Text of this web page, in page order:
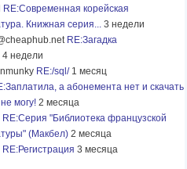
RE:Современная корейская
Книжная серия... 3 недели
RE:Загадка
4 недели
RE:/sql/ 1 месяц
а абонемента нет и скачать
могу! 2 месяца
RE:Серия "Библиотека французской
(Макбел) 2 месяца
RE:Регистрация 3 месяца